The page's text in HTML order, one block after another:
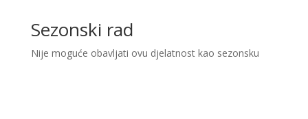
Sezonski rad
Nije moguće obavljati ovu djelatnost kao sezonsku